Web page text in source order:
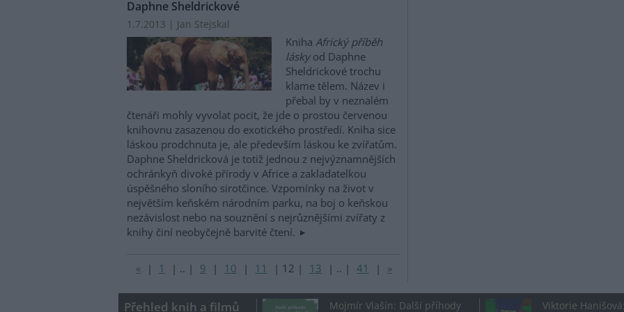
Daphne Sheldrickové
1.7.2013 | Jan Stejskal
Kniha Africký příběh
láskyod Daphne
Sheldrickové trochu
klame tělem. Název i
přebal by v neznalém
čtenáři mohly vyvolat pocit, že jde o prostou červenou
knihovnu zasazenou do exotického prostředí. Kniha sice
láskou prodchnuta je, ale především láskou ke zvířatům.
Daphne Sheldricková je totiž jednou z nejvýznamnějších
ochránkyň divoké přírody v Africe a zakladatelkou
úspěšného sloního sirotčince. Vzpomínky na život v
největším keňském národním parku, na boj o keňskou
nezávislost nebo na souznění s nejrůznějšími zvířaty z
knihy činí neobyčejně barvité čtení.
« | 1 | .. | 9 | 10 | 11 | 12 | 13 | .. | 41 | »
Přehled knih a filmů Mojmír Vlašín: Další příhody Viktorie Hanišová: